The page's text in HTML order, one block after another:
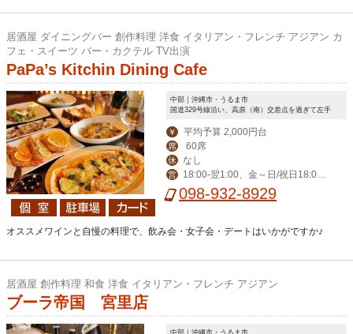
居酒屋 ダイニングバー 創作料理 洋食 イタリアン・フレンチ アジアン カ
フェ・スイーツ バー・カクテル TV出演
PaPa’s Kitchin Dining Cafe
中部｜沖縄市・うるま市
国道329号線沿い、高原（南）交差点を過ぎて左手
￥ 平均予算 2,000円台
席 60席
休 なし
営
18:00‐翌1:00、金～日/祝日18:00-
翌2:00
098-932-8929
オススメワインと自慢の料理で、飲み会・女子会・デートはいかがですか♪
居酒屋 創作料理 和食 洋食 イタリアン・フレンチ アジアン
ブーラ帝国 宮里店
中部｜沖縄市・うるま市